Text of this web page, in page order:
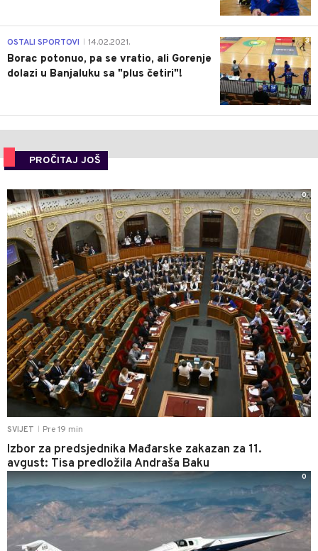
3
OSTALI SPORTOVI 14.02.2021.
Borac potonuo, pa se vratio, ali Gorenje
dolazi u Banjaluku sa "plus četiri"!
PROČITAJ JOŠ
SVIJET Pre 19 min
Izbor za predsjednika Mađarske zakazan za 11.
avgust: Tisa predložila Andraša Baku
0
0